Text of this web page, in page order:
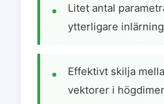
Litet antal
ytterligare
Effektivt skilja
vektorer i